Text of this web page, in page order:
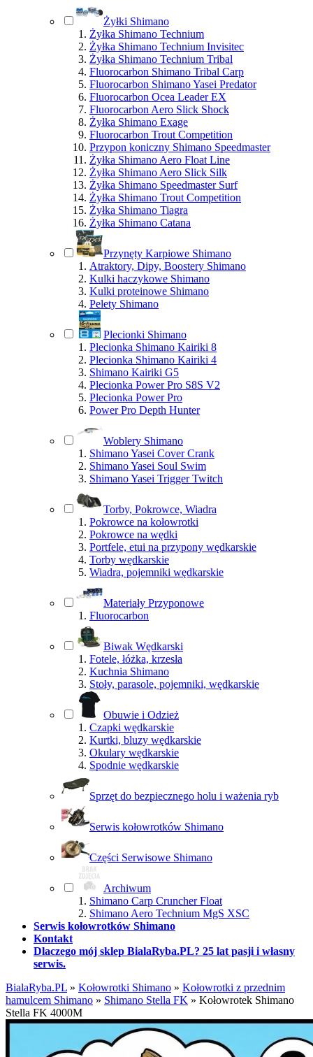
Żyłki Shimano
Żyłka Shimano Technium
Żyłka Shimano Technium Invisitec
Żyłka Shimano Technium Tribal
Fluorocarbon Shimano Tribal Carp
Fluorocarbon Shimano Yasei Predator
Fluorocarbon Ocea Leader EX
Fluorocarbon Aero Slick Shock
Żyłka Shimano Exage
Fluorocarbon Trout Competition
Przypon koniczny Shimano Speedmaster
Żyłka Shimano Aero Float Line
Żyłka Shimano Aero Slick Silk
Żyłka Shimano Speedmaster Surf
Żyłka Shimano Trout Competition
Żyłka Shimano Tiagra
Żyłka Shimano Catana
Przynęty Karpiowe Shimano
Atraktory, Dipy, Boostery Shimano
Kulki haczykowe Shimano
Kulki proteinowe Shimano
Pelety Shimano
Plecionki Shimano
Plecionka Shimano Kairiki 8
Plecionka Shimano Kairiki 4
Shimano Kairiki G5
Plecionka Power Pro S8S V2
Plecionka Power Pro
Power Pro Depth Hunter
Woblery Shimano
Shimano Yasei Cover Crank
Shimano Yasei Soul Swim
Shimano Yasei Trigger Twitch
Torby, Pokrowce, Wiadra
Pokrowce na kołowrotki
Pokrowce na wędki
Portfele, etui na przypony wędkarskie
Torby wędkarskie
Wiadra, pojemniki wędkarskie
Materiały Przyponowe
Fluorocarbon
Biwak Wędkarski
Fotele, łóżka, krzesła
Kuchnia Shimano
Stoły, parasole, pojemniki, wędkarskie
Obuwie i Odzież
Czapki wędkarskie
Kurtki, bluzy wędkarskie
Okulary wędkarskie
Spodnie wędkarskie
Sprzęt do bezpiecznego holu i ważenia ryb
Serwis kołowrotków Shimano
Części Serwisowe Shimano
Archiwum
Shimano Carp Cruncher Float
Shimano Aero Technium MgS XSC
Serwis kołowrotków Shimano
Kontakt
Dlaczego mój sklep BialaRyba.PL? 25 lat pasji i własny
serwis.
BialaRyba.PL » Kołowrotki Shimano » Kołowrotki z przednim
hamulcem Shimano » Shimano Stella FK » Kołowrotek Shimano
Stella FK 4000M